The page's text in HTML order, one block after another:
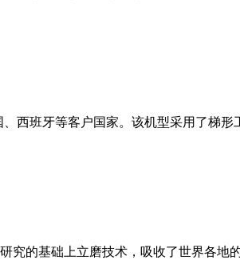
西班牙等客户国家。该机型采用了梯
究的基础上立磨技术，吸收了世界各